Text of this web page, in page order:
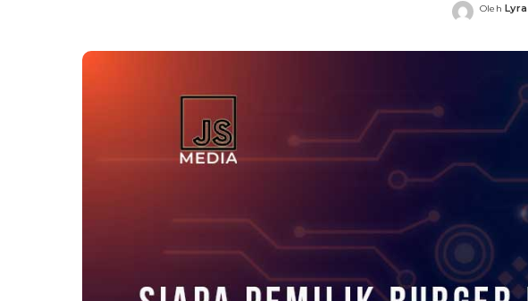
Posted
Oleh